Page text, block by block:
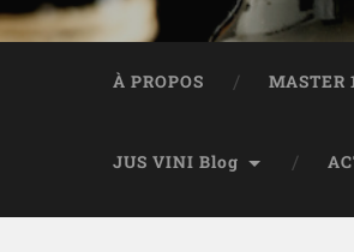
À PROPOS MASTER
JUS VINI Blog